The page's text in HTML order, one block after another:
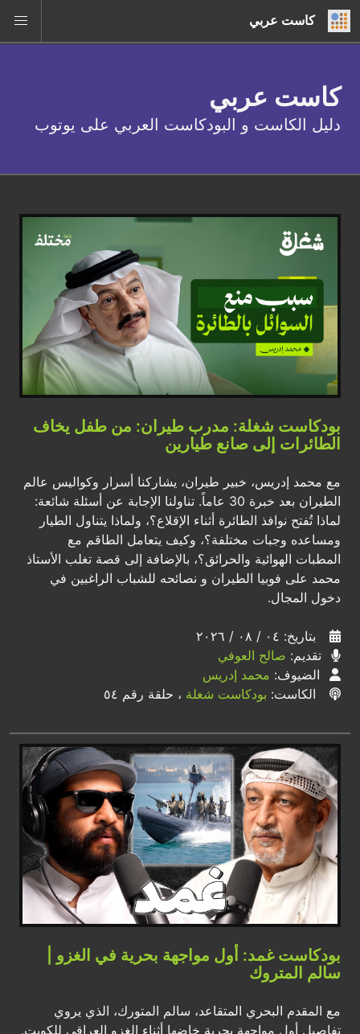
كاست عربي
كاست عربي
دليل الكاست و البودكاست العربي على يوتوب
بودكاست شغلة: مدرب طيران: من طفل يخاف
الطائرات إلى صانع طيارين
مع محمد إدريس، خبير طيران، يشاركنا أسرار وكواليس عالم
الطيران بعد خبرة 30 عاماً. تناولنا الإجابة عن أسئلة شائعة:
لماذا تُفتح نوافذ الطائرة أثناء الإقلاع؟، ولماذا يتناول الطيار
ومساعده وجبات مختلفة؟، وكيف يتعامل الطاقم مع
المطبات الهوائية والحرائق؟، بالإضافة إلى قصة تغلب الأستاذ
محمد على فوبيا الطيران و نصائحه للشباب الراغبين في
دخول المجال.
بتاريخ: ٠٤ / ٠٨ / ٢٠٢٦
تقديم: صالح العوفي
الضيوف: محمد إدريس
الكاست: بودكاست شغلة ، حلقة رقم ٥٤
بودكاست غمد: أول مواجهة بحرية في الغزو |
سالم المتروك
مع المقدم البحري المتقاعد، سالم المتورك، الذي يروي
تفاصيل أول مواجهة بحرية خاضها أثناء الغزو العراقي للكويت.